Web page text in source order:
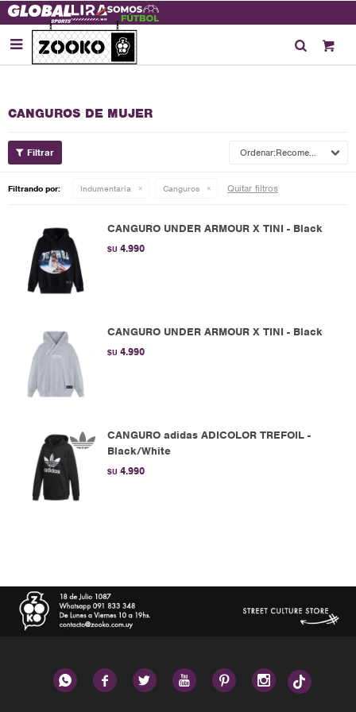

CANGUROS DE MUJER
Recomendados
Filtrando por: Indumentaria Canguros Quitar filtros
CANGURO UNDER ARMOUR X TINI - Black
$U 4.990
CANGURO UNDER ARMOUR X TINI - Black
$U 4.990
CANGURO adidas ADICOLOR TREFOIL -
Black/White
$U 4.990
     